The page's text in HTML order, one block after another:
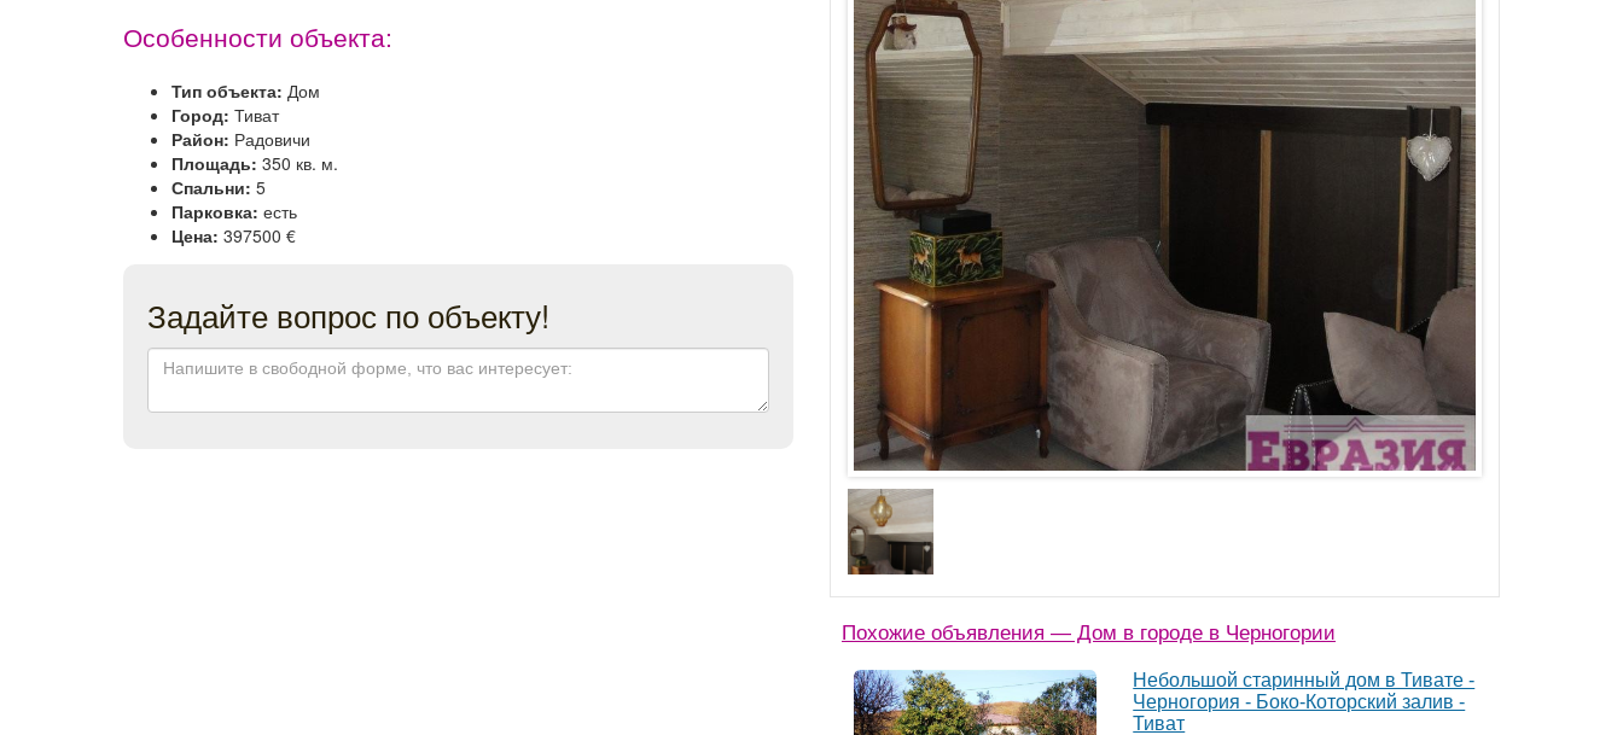
Особенности объекта:
Тип объекта: Дом
Город: Тиват
Район: Радовичи
Площадь: 350 кв. м.
Спальни: 5
Парковка: есть
Цена: 397500 €
Задайте вопрос по объекту!
Похожие объявления — Дом в городе в Черногории
Небольшой старинный дом в Тивате -
Черногория - Боко-Которский залив -
Тиват